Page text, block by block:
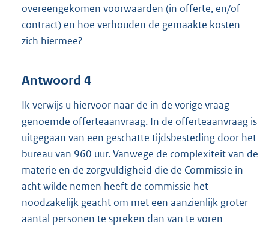
overeengekomen voorwaarden (in offerte, en/of
contract) en hoe verhouden de gemaakte kosten
zich hiermee?
Antwoord 4
Ik verwijs u hiervoor naar de in de vorige vraag
genoemde offerteaanvraag. In de offerteaanvraag is
uitgegaan van een geschatte tijdsbesteding door het
bureau van 960 uur. Vanwege de complexiteit van de
materie en de zorgvuldigheid die de Commissie in
acht wilde nemen heeft de commissie het
noodzakelijk geacht om met een aanzienlijk groter
aantal personen te spreken dan van te voren